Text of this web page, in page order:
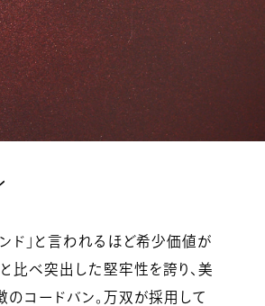
ド」と言われるほど希少価値が
比べ突出した堅牢性を誇り、美
のコードバン。万双が採用して